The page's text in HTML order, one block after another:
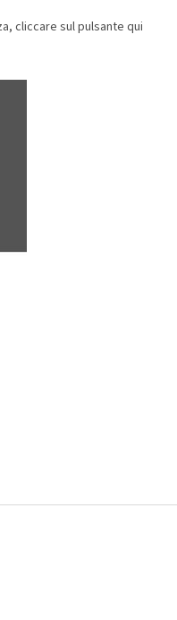
cliccare sul pulsante qui